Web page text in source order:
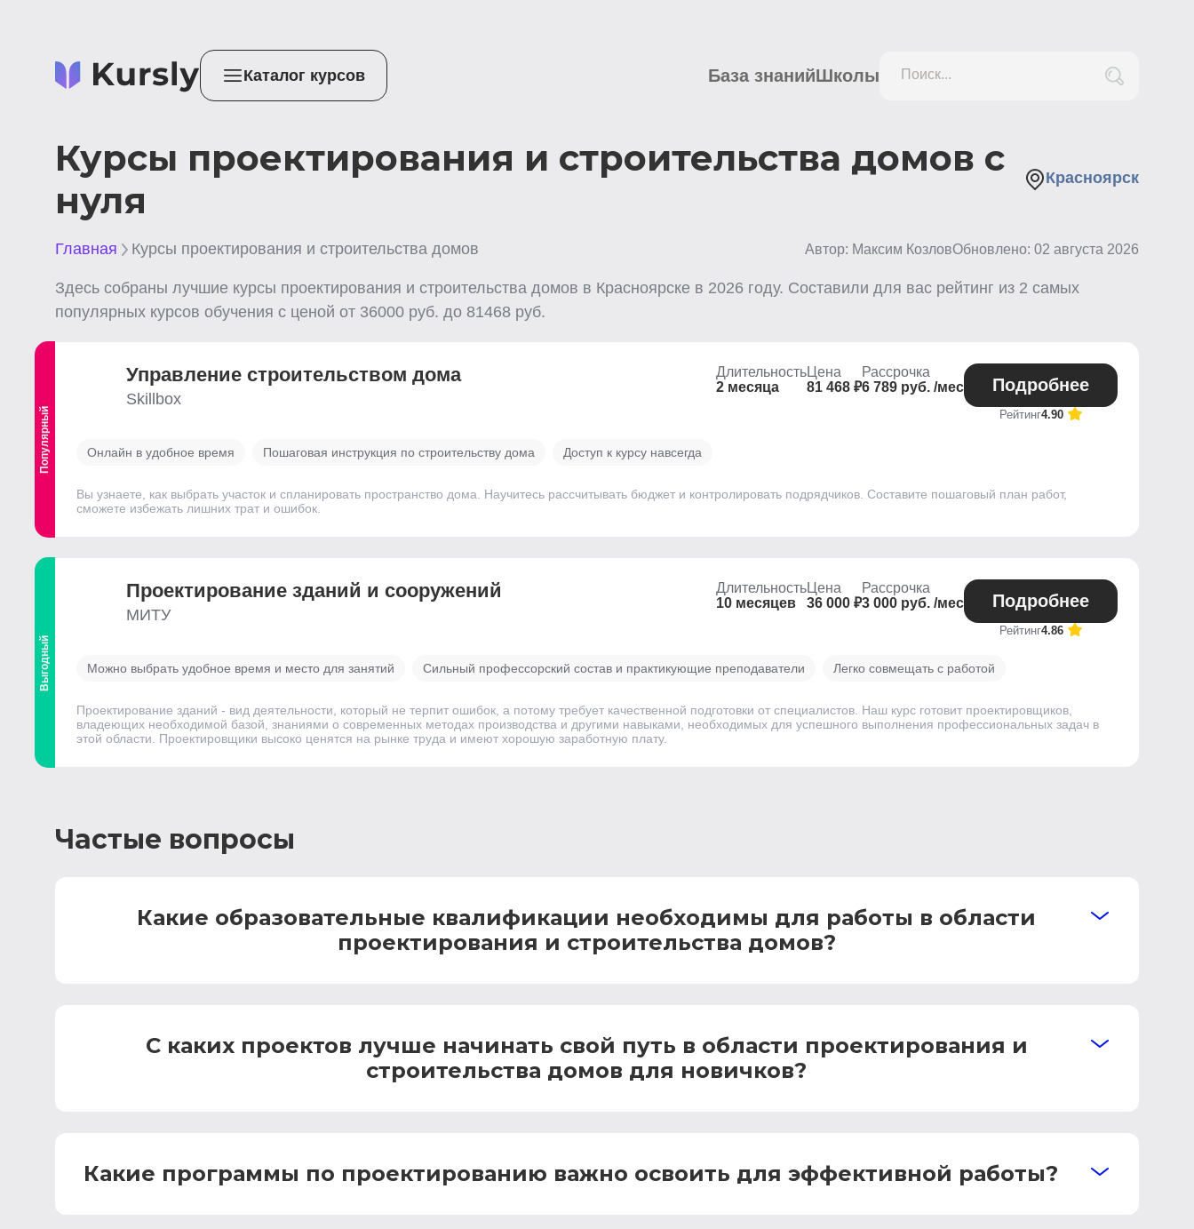
Каталог курсов База знанийШколы Поиск...
Курсы проектирования и строительства домов с
нуля
Красноярск
Главная Курсы проектирования и строительства домов Автор: Максим КозловОбновлено: 02 августа 2026
Здесь собраны лучшие курсы проектирования и строительства домов в Красноярске в 2026 году. Составили для вас рейтинг из 2 самых
популярных курсов обучения с ценой от 36000 руб. до 81468 руб.
Популярный
Управление строительством дома
Skillbox
Длительность
2 месяца
Цена
81 468 ₽
Рассрочка
6 789 руб. /мес
Подробнее
Рейтинг4.90
Онлайн в удобное время Пошаговая инструкция по строительству дома Доступ к курсу навсегда
Вы узнаете, как выбрать участок и спланировать пространство дома. Научитесь рассчитывать бюджет и контролировать подрядчиков. Составите пошаговый план работ,
сможете избежать лишних трат и ошибок.
Выгодный
Проектирование зданий и сооружений
МИТУ
Длительность
10 месяцев
Цена
36 000 ₽
Рассрочка
3 000 руб. /мес
Подробнее
Рейтинг4.86
Можно выбрать удобное время и место для занятий Сильный профессорский состав и практикующие преподаватели Легко совмещать с работой
Проектирование зданий - вид деятельности, который не терпит ошибок, а потому требует качественной подготовки от специалистов. Наш курс готовит проектировщиков,
владеющих необходимой базой, знаниями о современных методах производства и другими навыками, необходимых для успешного выполнения профессиональных задач в
этой области. Проектировщики высоко ценятся на рынке труда и имеют хорошую заработную плату.
Частые вопросы
Какие образовательные квалификации необходимы для работы в области
проектирования и строительства домов?
С каких проектов лучше начинать свой путь в области проектирования и
строительства домов для новичков?
Какие программы по проектированию важно освоить для эффективной работы?